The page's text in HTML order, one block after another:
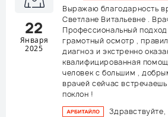
22
Января
2025
Выражаю благодарность
Светлане Витальевне .
Профессиональный подход
грамотный осмотр ,
диагноз и экстренно
квалифицированная
человек с большим ,
врачей сейчас
поклон !